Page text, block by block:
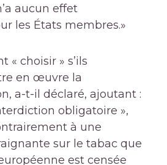
aucun effet
les États membres.»
« choisir » s’ils
en œuvre la
a-t-il déclaré, ajoutant :
obligatoire »,
à une
sur le tabac que
est censée